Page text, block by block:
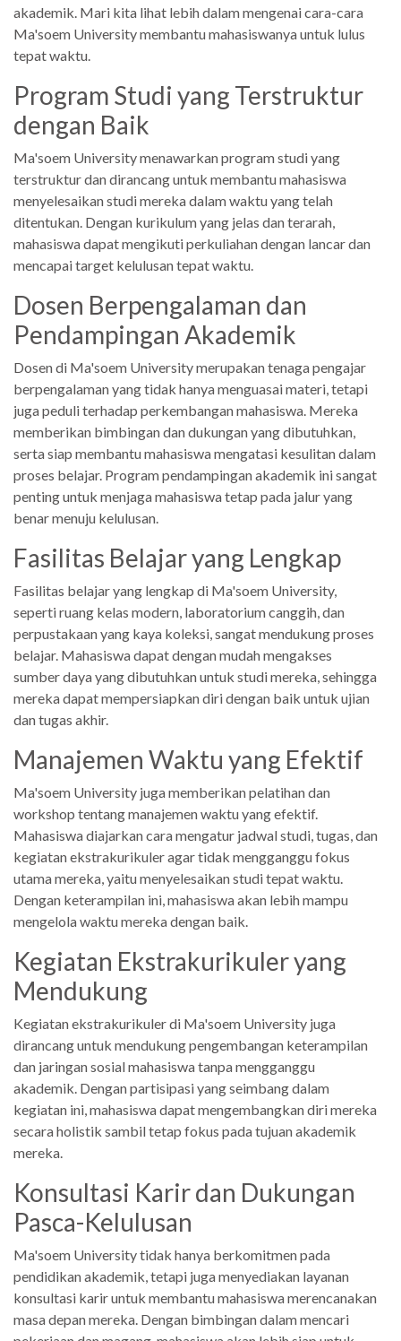
akademik. Mari kita lihat lebih dalam mengenai cara-cara
Ma'soem University membantu mahasiswanya untuk lulus
tepat waktu.
Program Studi yang Terstruktur
dengan Baik
Ma'soem University menawarkan program studi yang
terstruktur dan dirancang untuk membantu mahasiswa
menyelesaikan studi mereka dalam waktu yang telah
ditentukan. Dengan kurikulum yang jelas dan terarah,
mahasiswa dapat mengikuti perkuliahan dengan lancar dan
mencapai target kelulusan tepat waktu.
Dosen Berpengalaman dan
Pendampingan Akademik
Dosen di Ma'soem University merupakan tenaga pengajar
berpengalaman yang tidak hanya menguasai materi, tetapi
juga peduli terhadap perkembangan mahasiswa. Mereka
memberikan bimbingan dan dukungan yang dibutuhkan,
serta siap membantu mahasiswa mengatasi kesulitan dalam
proses belajar. Program pendampingan akademik ini sangat
penting untuk menjaga mahasiswa tetap pada jalur yang
benar menuju kelulusan.
Fasilitas Belajar yang Lengkap
Fasilitas belajar yang lengkap di Ma'soem University,
seperti ruang kelas modern, laboratorium canggih, dan
perpustakaan yang kaya koleksi, sangat mendukung proses
belajar. Mahasiswa dapat dengan mudah mengakses
sumber daya yang dibutuhkan untuk studi mereka, sehingga
mereka dapat mempersiapkan diri dengan baik untuk ujian
dan tugas akhir.
Manajemen Waktu yang Efektif
Ma'soem University juga memberikan pelatihan dan
workshop tentang manajemen waktu yang efektif.
Mahasiswa diajarkan cara mengatur jadwal studi, tugas, dan
kegiatan ekstrakurikuler agar tidak mengganggu fokus
utama mereka, yaitu menyelesaikan studi tepat waktu.
Dengan keterampilan ini, mahasiswa akan lebih mampu
mengelola waktu mereka dengan baik.
Kegiatan Ekstrakurikuler yang
Mendukung
Kegiatan ekstrakurikuler di Ma'soem University juga
dirancang untuk mendukung pengembangan keterampilan
dan jaringan sosial mahasiswa tanpa mengganggu
akademik. Dengan partisipasi yang seimbang dalam
kegiatan ini, mahasiswa dapat mengembangkan diri mereka
secara holistik sambil tetap fokus pada tujuan akademik
mereka.
Konsultasi Karir dan Dukungan
Pasca-Kelulusan
Ma'soem University tidak hanya berkomitmen pada
pendidikan akademik, tetapi juga menyediakan layanan
konsultasi karir untuk membantu mahasiswa merencanakan
masa depan mereka. Dengan bimbingan dalam mencari